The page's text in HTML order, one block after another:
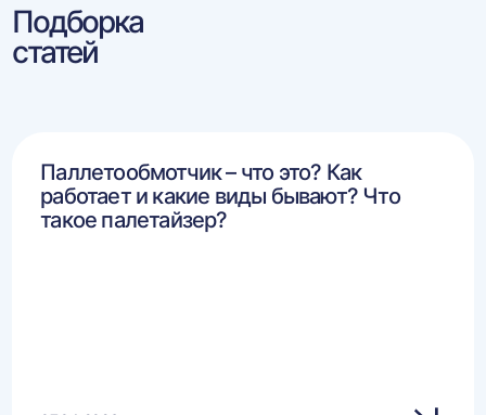
Подборка
статей
Паллетообмотчик – что это? Как
работает и какие виды бывают? Что
такое палетайзер?